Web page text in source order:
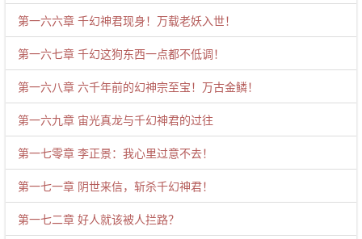
第一六六章 千幻神君现身！万载老妖入世！
第一六七章 千幻这狗东西一点都不低调！
第一六八章 六千年前的幻神宗至宝！万古金鳞！
第一六九章 宙光真龙与千幻神君的过往
第一七零章 李正景：我心里过意不去！
第一七一章 阴世来信，斩杀千幻神君！
第一七二章 好人就该被人拦路？